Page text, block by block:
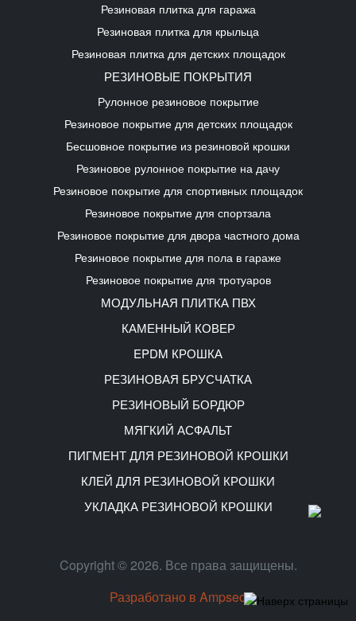
Резиновая плитка для гаража
Резиновая плитка для крыльца
Резиновая плитка для детских площадок
РЕЗИНОВЫЕ ПОКРЫТИЯ
Рулонное резиновое покрытие
Резиновое покрытие для детских площадок
Бесшовное покрытие из резиновой крошки
Резиновое рулонное покрытие на дачу
Резиновое покрытие для спортивных площадок
Резиновое покрытие для спортзала
Резиновое покрытие для двора частного дома
Резиновое покрытие для пола в гараже
Резиновое покрытие для тротуаров
МОДУЛЬНАЯ ПЛИТКА ПВХ
КАМЕННЫЙ КОВЕР
EPDM КРОШКА
РЕЗИНОВАЯ БРУСЧАТКА
РЕЗИНОВЫЙ БОРДЮР
МЯГКИЙ АСФАЛЬТ
ПИГМЕНТ ДЛЯ РЕЗИНОВОЙ КРОШКИ
КЛЕЙ ДЛЯ РЕЗИНОВОЙ КРОШКИ
УКЛАДКА РЕЗИНОВОЙ КРОШКИ
Copyright © 2026. Все права защищены.
Разработано в Ampseo